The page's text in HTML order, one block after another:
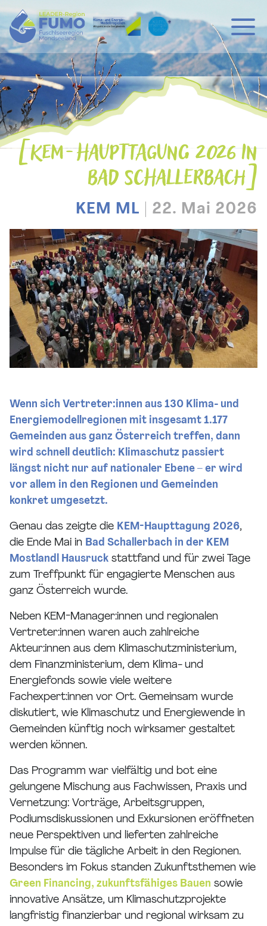
Hauptnavigation
Zum Inhalt
KEM-HAUPTTAGUNG 2026 IN
BAD SCHALLERBACH
KEM ML 22. Mai 2026
Wenn sich Vertreter:innen aus 130 Klima- und
Energiemodellregionen mit insgesamt 1.177
Gemeinden aus ganz Österreich treffen, dann
wird schnell deutlich: Klimaschutz passiert
längst nicht nur auf nationaler Ebene – er wird
vor allem in den Regionen und Gemeinden
konkret umgesetzt.
Genau das zeigte die KEM-Haupttagung 2026,
die Ende Mai in Bad Schallerbach in der KEM
Mostlandl Hausruck stattfand und für zwei Tage
zum Treffpunkt für engagierte Menschen aus
ganz Österreich wurde.
Neben KEM-Manager:innen und regionalen
Vertreter:innen waren auch zahlreiche
Akteur:innen aus dem Klimaschutzministerium,
dem Finanzministerium, dem Klima- und
Energiefonds sowie viele weitere
Fachexpert:innen vor Ort. Gemeinsam wurde
diskutiert, wie Klimaschutz und Energiewende in
Gemeinden künftig noch wirksamer gestaltet
werden können.
Das Programm war vielfältig und bot eine
gelungene Mischung aus Fachwissen, Praxis und
Vernetzung: Vorträge, Arbeitsgruppen,
Podiumsdiskussionen und Exkursionen eröffneten
neue Perspektiven und lieferten zahlreiche
Impulse für die tägliche Arbeit in den Regionen.
Besonders im Fokus standen Zukunftsthemen wie
Green Financing, zukunftsfähiges Bauen sowie
innovative Ansätze, um Klimaschutzprojekte
langfristig finanzierbar und regional wirksam zu